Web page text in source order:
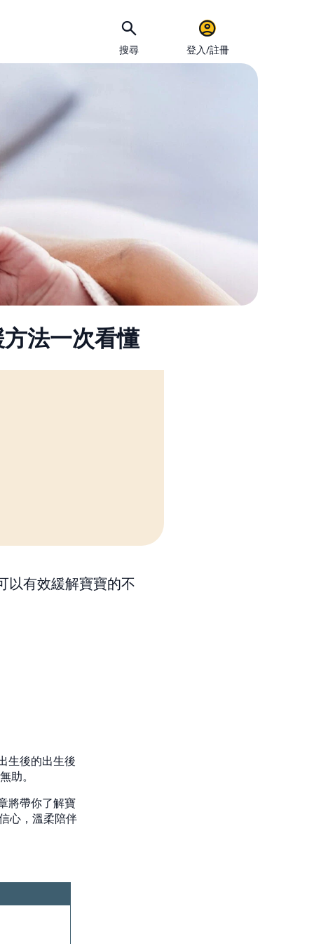
搜尋 登入/註冊
法一次看懂
以有效緩解寶寶的不
生後的出生後
助。
將帶你了解寶
心，溫柔陪伴